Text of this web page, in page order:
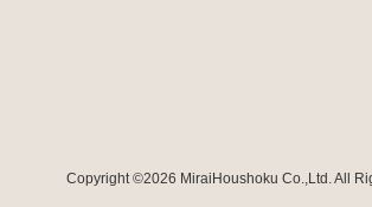
Copyright ©2026 MiraiHoushoku Co.,Ltd. All